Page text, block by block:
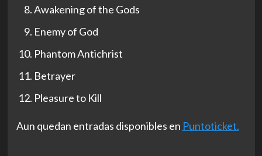
Awakening of the Gods
Enemy of God
Phantom Antichrist
Betrayer
Pleasure to Kill
Aun quedan entradas disponibles en Puntoticket.